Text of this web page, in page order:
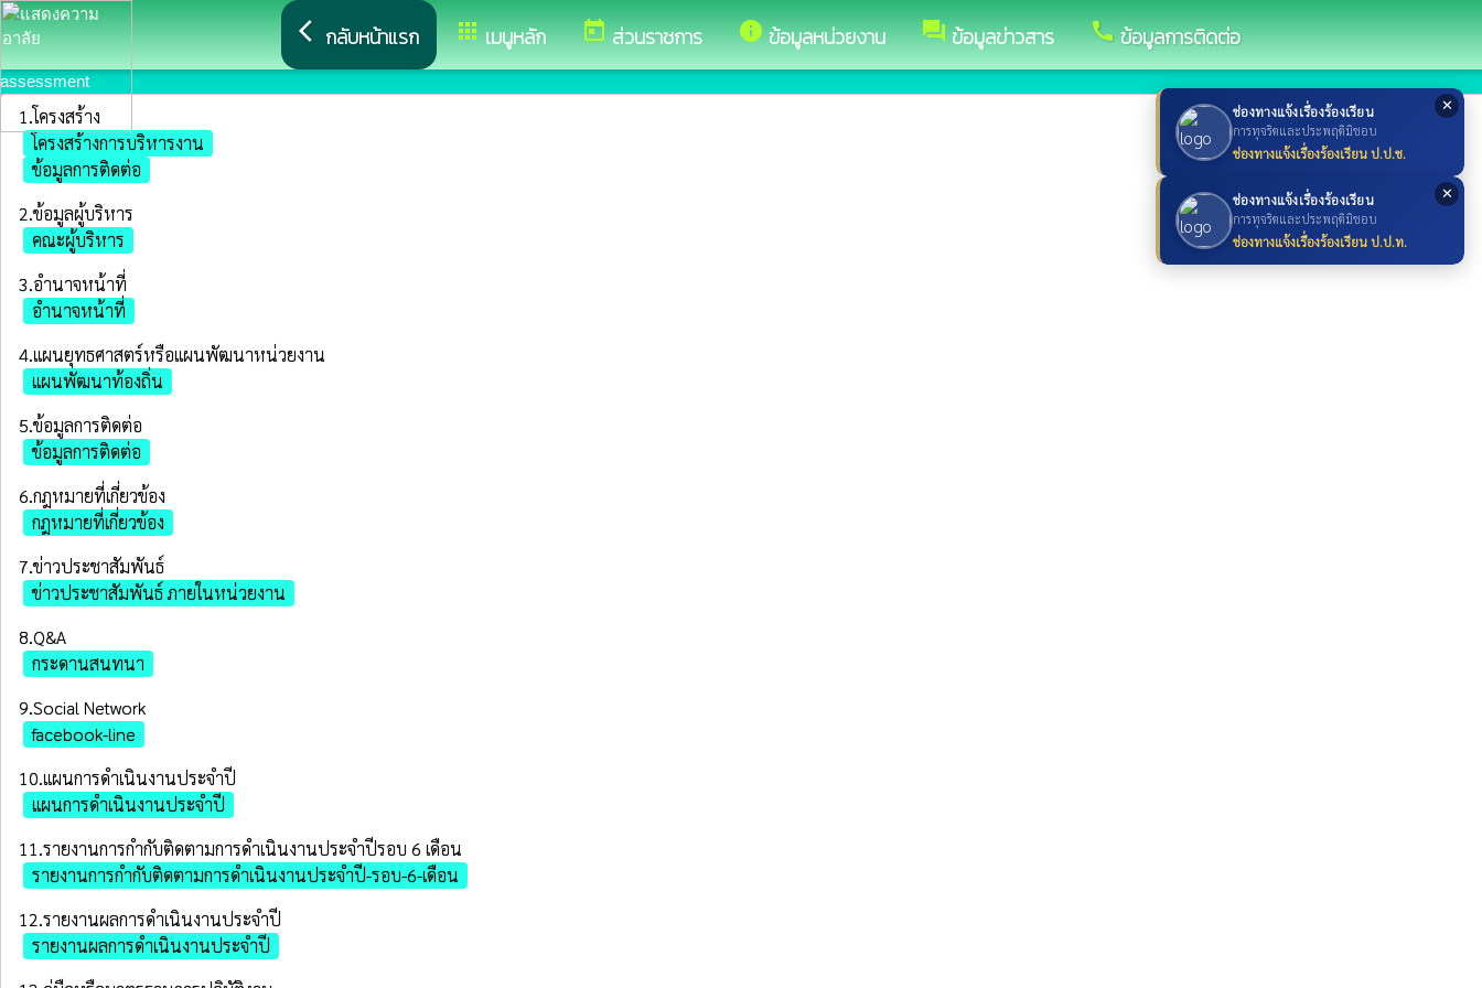
✕
ช่องทางแจ้งเรื่องร้องเรียน
การทุจริตและประพฤติมิชอบ
ช่องทางแจ้งเรื่องร้องเรียน ป.ป.ช.
✕
ช่องทางแจ้งเรื่องร้องเรียน
การทุจริตและประพฤติมิชอบ
ช่องทางแจ้งเรื่องร้องเรียน ป.ป.ท.
arrow_back_ios กลับหน้าแรก appsเมนูหลัก todayส่วนราชการ infoข้อมูลหน่วยงาน forumข้อมูลข่าวสาร callข้อมูลการติดต่อ
assessment
1.โครงสร้าง
โครงสร้างการบริหารงาน
ข้อมูลการติดต่อ
2.ข้อมูลผู้บริหาร
คณะผู้บริหาร
3.อำนาจหน้าที่
อำนาจหน้าที่
4.แผนยุทธศาสตร์หรือแผนพัฒนาหน่วยงาน
แผนพัฒนาท้องถิ่น
5.ข้อมูลการติดต่อ
ข้อมูลการติดต่อ
6.กฎหมายที่เกี่ยวข้อง
กฎหมายที่เกี่ยวข้อง
7.ข่าวประชาสัมพันธ์
ข่าวประชาสัมพันธ์ ภายในหน่วยงาน
8.Q&A
กระดานสนทนา
9.Social Network
facebook-line
10.แผนการดำเนินงานประจำปี
แผนการดำเนินงานประจำปี
11.รายงานการกำกับติดตามการดำเนินงานประจำปีรอบ 6 เดือน
รายงานการกำกับติดตามการดำเนินงานประจำปี-รอบ-6-เดือน
12.รายงานผลการดำเนินงานประจำปี
รายงานผลการดำเนินงานประจำปี